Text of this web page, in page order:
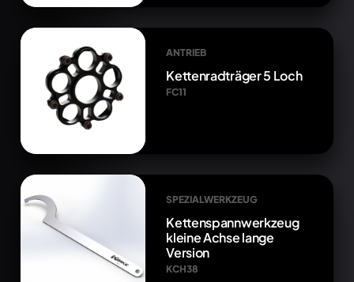
ANTRIEB
Kettenradträger 5 Loch
FC11
SPEZIALWERKZEUG
Kettenspannwerkzeug
kleine Achse lange
Version
KCH38